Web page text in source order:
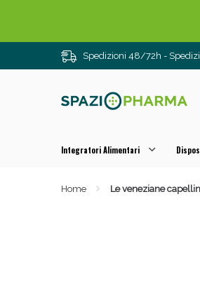
Spedizioni 48/72h -
Integratori Alimentari
Home Le veneziane